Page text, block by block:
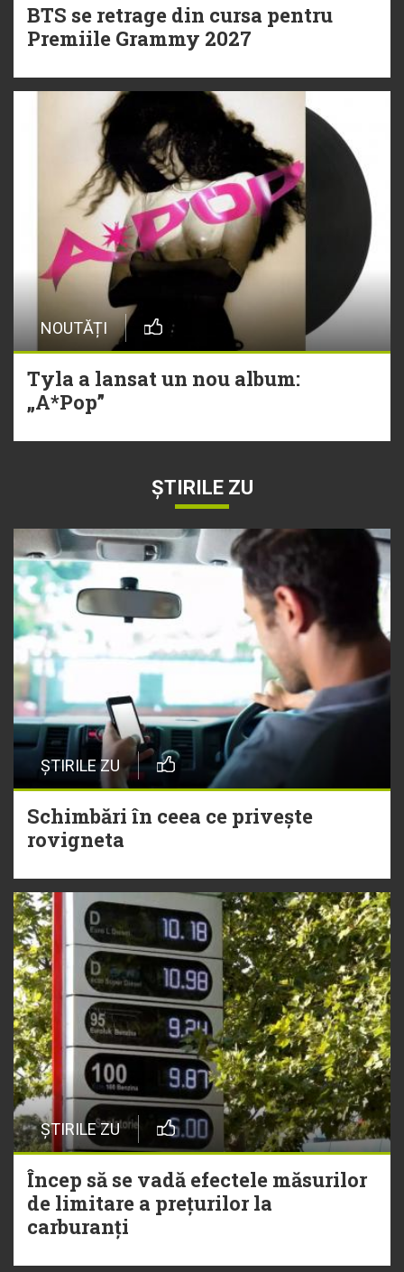
BTS se retrage din cursa pentru
Premiile Grammy 2027
NOUTĂȚI
Tyla a lansat un nou album:
„A*Pop”
ȘTIRILE ZU
ȘTIRILE ZU
Schimbări în ceea ce privește
rovigneta
ȘTIRILE ZU
Încep să se vadă efectele măsurilor
de limitare a prețurilor la
carburanți